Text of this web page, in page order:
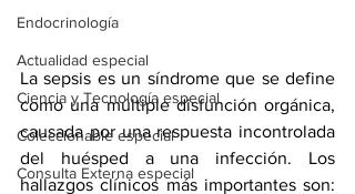
Endocrinología
Actualidad especial
Ciencia y Tecnología especial
Coleccionable especial
Consulta Externa especial
La sepsis es un síndrome que se define
como una múltiple disfunción orgánica,
causada por una respuesta incontrolada
del huésped a una infección. Los
hallazgos clínicos más importantes son: